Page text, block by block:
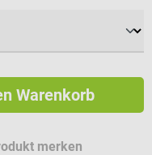
Warenkorb
merken